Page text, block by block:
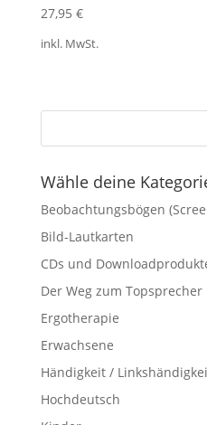
27,95 €
inkl. MwSt.
Wähle deine
Beobachtungsbögen
Bild-Lautkarten
CDs und
Der Weg zum Topsprecher
Ergotherapie
Erwachsene
Händigkeit /
Hochdeutsch